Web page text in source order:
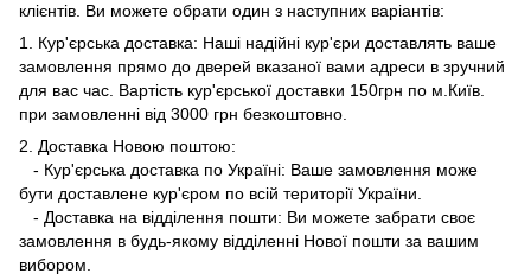
клієнтів. Ви можете обрати один з наступних варіантів:
1. Кур'єрська доставка: Наші надійні кур'єри доставлять ваше
замовлення прямо до дверей вказаної вами адреси в зручний
для вас час. Вартість кур'єрської доставки 150грн по м.Київ.
при замовленні від 3000 грн безкоштовно.
2. Доставка Новою поштою:
- Кур'єрська доставка по Україні: Ваше замовлення може
бути доставлене кур'єром по всій території України.
- Доставка на відділення пошти: Ви можете забрати своє
замовлення в будь-якому відділенні Нової пошти за вашим
вибором.